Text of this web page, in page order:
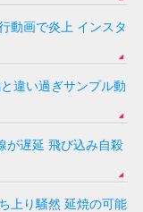
動画で炎上 インスタ
違い過ぎサンプル動
が遅延 飛び込み自殺
上り騒然 延焼の可能